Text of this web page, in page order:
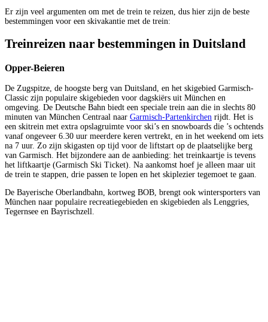
Er zijn veel argumenten om met de trein te reizen, dus hier zijn de beste
bestemmingen voor een skivakantie met de trein:
Treinreizen naar bestemmingen in Duitsland
Opper-Beieren
De Zugspitze, de hoogste berg van Duitsland, en het skigebied Garmisch-
Classic zijn populaire skigebieden voor dagskiërs uit München en
omgeving. De Deutsche Bahn biedt een speciale trein aan die in slechts 80
minuten van München Centraal naar Garmisch-Partenkirchen rijdt. Het is
een skitrein met extra opslagruimte voor ski’s en snowboards die ’s ochtends
vanaf ongeveer 6.30 uur meerdere keren vertrekt, en in het weekend om iets
na 7 uur. Zo zijn skigasten op tijd voor de liftstart op de plaatselijke berg
van Garmisch. Het bijzondere aan de aanbieding: het treinkaartje is tevens
het liftkaartje (Garmisch Ski Ticket). Na aankomst hoef je alleen maar uit
de trein te stappen, drie passen te lopen en het skiplezier tegemoet te gaan.
De Bayerische Oberlandbahn, kortweg BOB, brengt ook wintersporters van
München naar populaire recreatiegebieden en skigebieden als Lenggries,
Tegernsee en Bayrischzell.